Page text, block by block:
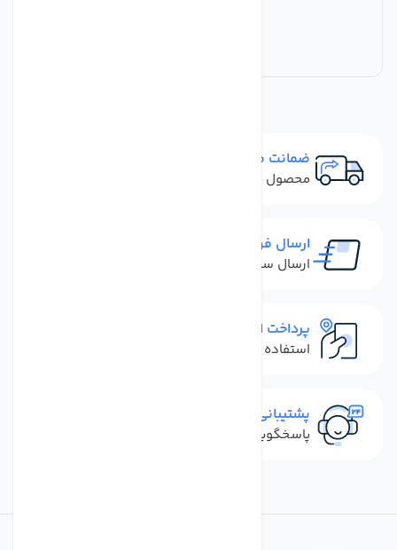
ضمانت مرجوعی
محصول نباید آسیب دیده باشد
ارسال فوری
ارسال سفارش در کمترین زمان ممکن
پرداخت امن
استفاده از روش‌های پرداخت امن
پشتیبانی سریع
پاسخگویی سریع به تماس‌ها و پیام‌ها